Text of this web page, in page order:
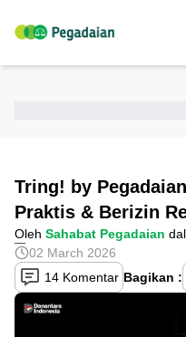
Tring! by
Praktis & Berizin
Oleh Sahabat Pegadaian
02 March 2026
14 Komentar Bagikan :